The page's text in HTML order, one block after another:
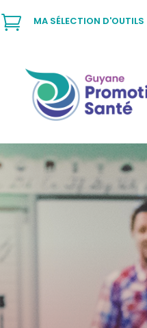
 MA SÉLECTION D'OUTILS